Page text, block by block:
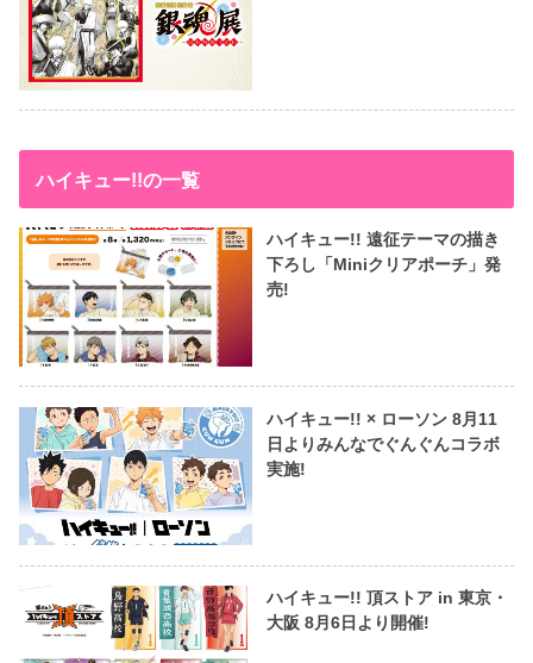
ハイキュー!!の一覧
ハイキュー!! 遠征テーマの描き
下ろし「Miniクリアポーチ」発
売!
ハイキュー!! × ローソン 8月11
日よりみんなでぐんぐんコラボ
実施!
ハイキュー!! 頂ストア in 東京・
大阪 8月6日より開催!